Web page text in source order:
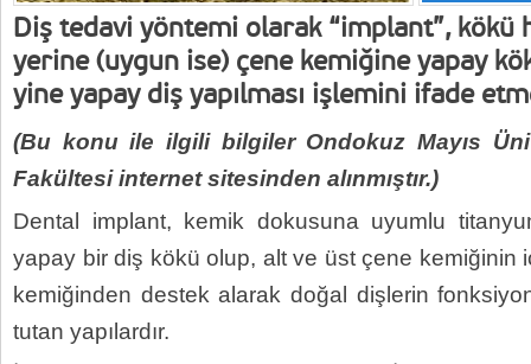
Diş tedavi yöntemi olarak “implant”, kökü
yerine (uygun ise) çene kemiğine yapay
yine yapay diş yapılması işlemini ifade
(Bu konu ile ilgili bilgiler Ondokuz Mayıs
Fakültesi internet sitesinden alınmıştır.)
Dental implant, kemik dokusuna uyumlu
yapay bir diş kökü olup, alt ve üst çene kemiğinin
kemiğinden destek alarak doğal dişlerin
tutan yapılardır.